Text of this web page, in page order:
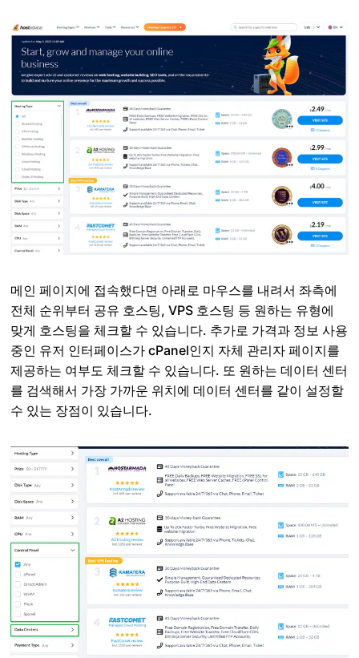
메인 페이지에 접속했다면 아래로 마우스를 내려서 좌측에
전체 순위부터 공유 호스팅, VPS 호스팅 등 원하는 유형에
맞게 호스팅을 체크할 수 있습니다. 추가로 가격과 정보 사용
중인 유저 인터페이스가 cPanel인지 자체 관리자 페이지를
제공하는 여부도 체크할 수 있습니다. 또 원하는 데이터 센터
를 검색해서 가장 가까운 위치에 데이터 센터를 같이 설정할
수 있는 장점이 있습니다.